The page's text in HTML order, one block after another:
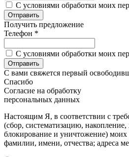
C условиями обработки моих
Получить предложение
Телефон *
C условиями обработки моих
С вами свяжется первый
Спасибо
Согласие на обработку
персональных данных
Настоящим Я, в соответствии с
(сбор, систематизацию,
блокирование и уничтожение) моих
фамилии, имени, отчества; адреса